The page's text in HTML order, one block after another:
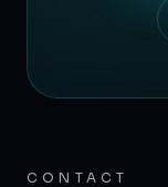
CONTACT